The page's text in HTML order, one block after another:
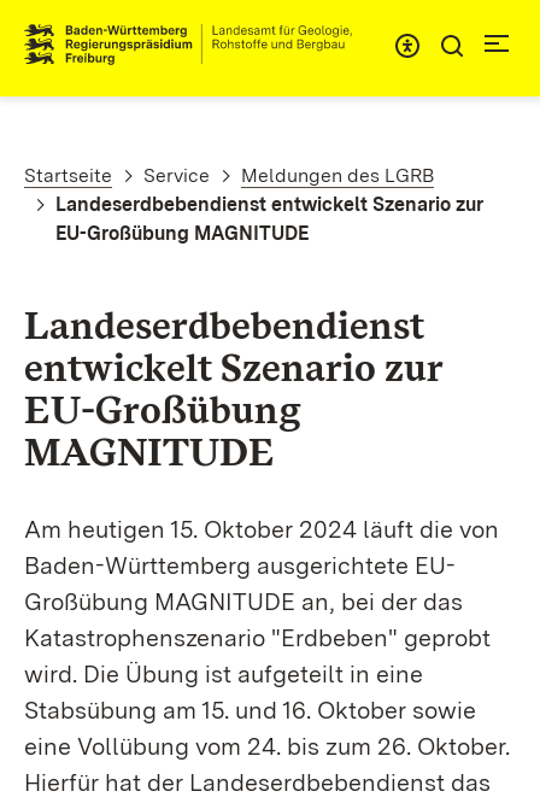
Pfadnavigation
Startseite Service
Meldungen des LGRB
Landeserdbebendienst entwickelt Szenario zur
EU-Großübung MAGNITUDE
Landeserdbebendienst
entwickelt Szenario zur
EU-Großübung
MAGNITUDE
Am heutigen 15. Oktober 2024 läuft die von
Baden-Württemberg ausgerichtete EU-
Großübung MAGNITUDE an, bei der das
Katastrophenszenario "Erdbeben" geprobt
wird. Die Übung ist aufgeteilt in eine
Stabsübung am 15. und 16. Oktober sowie
eine Vollübung vom 24. bis zum 26. Oktober.
Hierfür hat der Landeserdbebendienst das